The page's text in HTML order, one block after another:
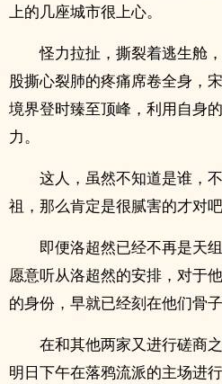
上的几座城市很上心。
怪力拉扯，撕裂着逃生舱
股撕心裂肺的疼痛席卷全身，
境界登时臻至顶峰，利用自身
力。
这人，虽然不知道是谁，
祖，那么肯定是很腻害的才对
即便洛超然已经不再是天
愿意听从洛超然的安排，对于
的身份，早就已经刻在他们骨子
在和其他两家又进行磋商
明日下午在落鸦流派的主场进行